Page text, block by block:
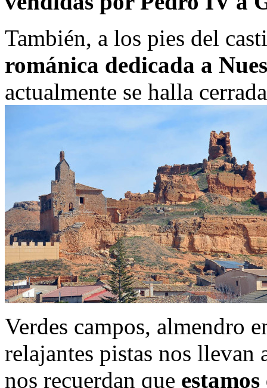
También, a los pies del
románica dedicada a
actualmente se halla
Verdes campos, almendro
relajantes pistas nos llevan
nos recuerdan que